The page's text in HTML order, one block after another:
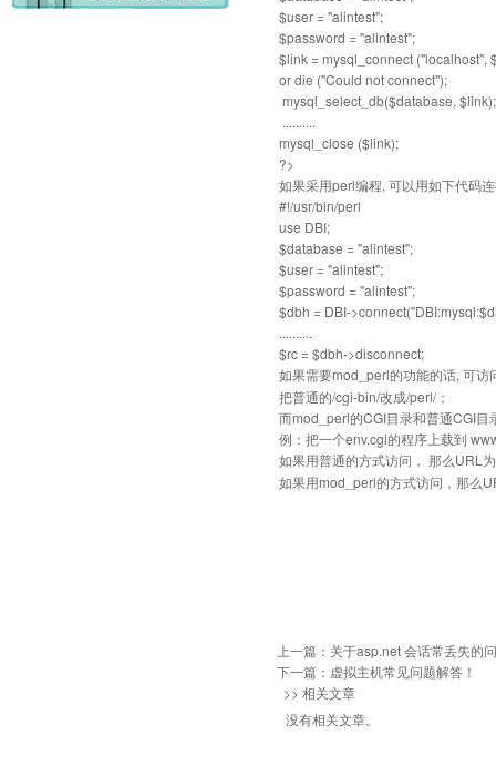
$user = "alintest";
$password = "alintest";
$link = mysql_connect ("localhost",
or die ("Could not connect");
mysql_select_db($database, $link);
..........
mysql_close ($link);
?>
如果采用perl编程, 可以用如下代码
#!/usr/bin/perl
use DBI;
$database = "alintest";
$user = "alintest";
$password = "alintest";
$dbh = DBI-
..........
$rc = $dbh->disconnect;
如果需要mod_perl的功能的话, 可访
把普通的/cgi-bin/改成/perl/；
而mod_perl的CGI目录和普通CGI
例：把一个env.cgi的程序上载到
如果用普通的方式访问， 那么URL
如果用mod_perl的方式访问，那么
上一篇： 关于asp.net 会话常丢失的
下一篇： 虚拟主机常见问题解答！
>> 相关文章
没有相关文章。